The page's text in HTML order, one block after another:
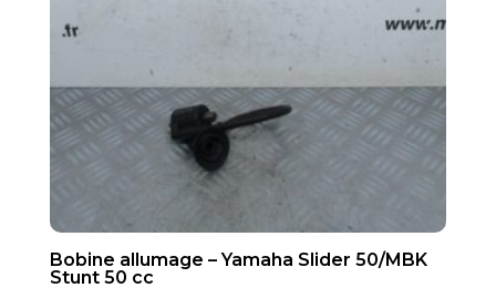
Bobine allumage – Yamaha Slider 50/MBK
Stunt 50 cc